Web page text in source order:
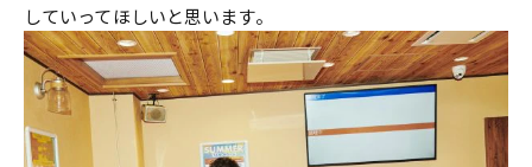
していってほしいと思います。